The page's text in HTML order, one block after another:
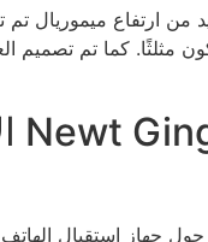
ارتفاع ميموريال تم
مثلثًا. كما تم